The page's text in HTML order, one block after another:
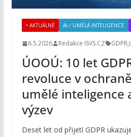
• AKTUÁLNĚ AI / UMĚLÁ INTELIGENCE
6.5.2026 Redakce ISVS.CZ GDPR,
ÚOOÚ: 10 let
revoluce v
umělé inteligence
výzev
Deset let od přijetí GDPR